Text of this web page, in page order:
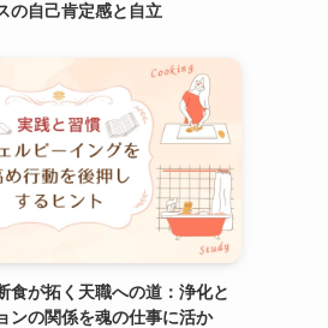
の自己肯定感と自立
食が拓く天職への道：浄化と
ンの関係を魂の仕事に活か